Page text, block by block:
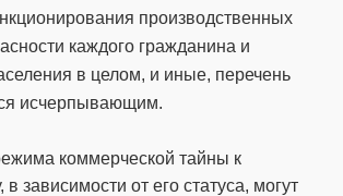
производственных
каждого гражданина и
в целом, и иные, перечень
исчерпывающим.
коммерческой тайны к
зависимости от его статуса, могут